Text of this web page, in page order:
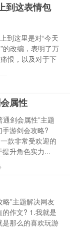
到这表情包
到这里是对“今天
的改编，表明了万
恨，以及对于下
属性
剑会属性”主题
游剑会攻略?
款非常受欢迎的
升角色实力...
略”主题解决网友
作文? 1.我就是
那么的喜欢玩游